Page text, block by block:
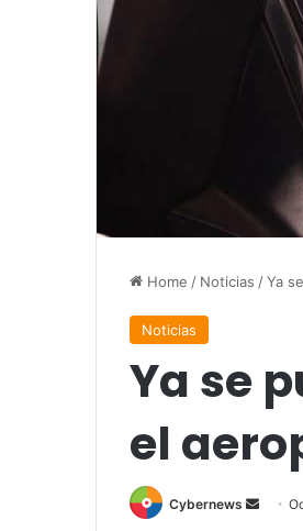
Home / Noticias /Ya
Noticias
Ya se
el
Cybernews
Send